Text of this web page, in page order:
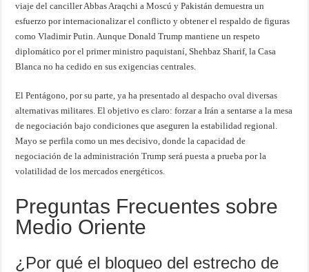
viaje del canciller Abbas Araqchi a Moscú y Pakistán demuestra un
esfuerzo por internacionalizar el conflicto y obtener el respaldo de figuras
como Vladimir Putin. Aunque Donald Trump mantiene un respeto
diplomático por el primer ministro paquistaní, Shehbaz Sharif, la Casa
Blanca no ha cedido en sus exigencias centrales.
El Pentágono, por su parte, ya ha presentado al despacho oval diversas
alternativas militares. El objetivo es claro: forzar a Irán a sentarse a la mesa
de negociación bajo condiciones que aseguren la estabilidad regional.
Mayo se perfila como un mes decisivo, donde la capacidad de
negociación de la administración Trump será puesta a prueba por la
volatilidad de los mercados energéticos.
Preguntas Frecuentes sobre
Medio Oriente
¿Por qué el bloqueo del estrecho de